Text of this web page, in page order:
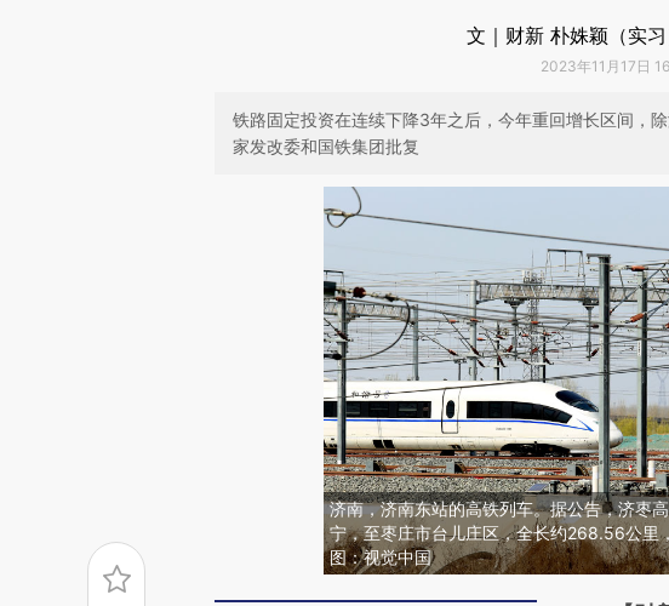
文｜财新 朴姝颖（实
2023年11月17日
铁路固定投资在连续下降3年之后，今年重回增长区间，
家发改委和国铁集团批复
济南，济南东站的高铁列车。据公告，济枣
宁，至枣庄市台儿庄区，全长约268.56公里
图：视觉中国